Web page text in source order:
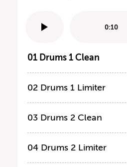
0:10
01 Drums 1 Clean
02 Drums 1 Limiter
03 Drums 2 Clean
04 Drums 2 Limiter